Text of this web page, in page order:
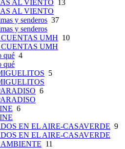
AL VIENTO 13
AL VIENTO
y senderos 37
y senderos
UMH 10
UMH
qué 4
qué
5
6
6
EN EL AIRE-CASAVERDE 9
EN EL AIRE-CASAVERDE
11